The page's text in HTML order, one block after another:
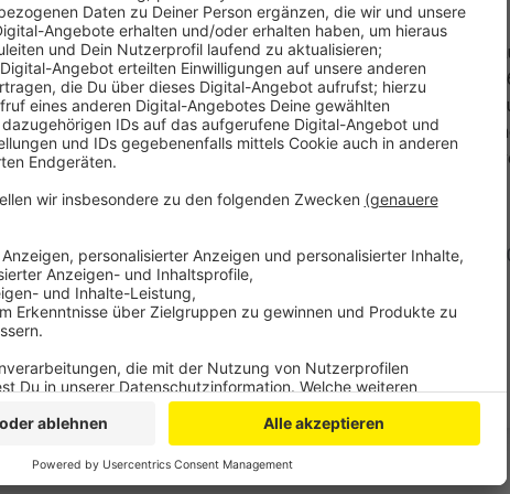
Ihrer Zeugenaussage nach war die Frau am Donnerstag um 8 Uhr
auf einem Fußgängerüberweg an der Zufahrt zum Kreisverkehr
dann die Straße am Zebrastreifen überqueren und hatte den
stand. Als sie sich dann aber auf dem zweiten Streifen der
offenbar los und erfasste sie. Die Frau wurde durch den Aufprall
daher jetzt nach Personen, die den Unfall beobachtet haben
flüchtigen, roten Auto oder seinem Fahrer machen können.
Hinweise werden telefonisch an 02251 799-460 oder 02251
anpoststelle.euskirchen@polizei.nrw.de
Anzeige